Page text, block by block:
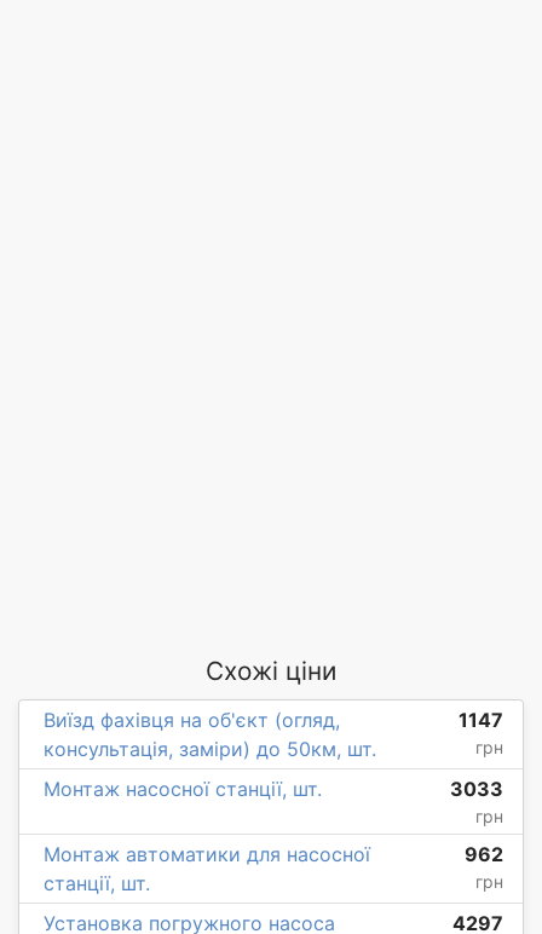
Схожі ціни
Виїзд фахівця на об'єкт (огляд,
консультація, заміри) до 50км, шт.
1147
грн
Монтаж насосної станції, шт. 3033
грн
Монтаж автоматики для насосної
станції, шт.
962
грн
Установка погружного насоса
4297